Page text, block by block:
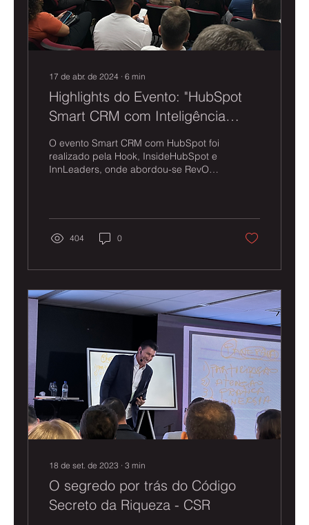
17 de abr. de 2024 ∙ 6 min
Highlights do Evento: "HubSpot
Smart CRM com Inteligência
Artificial"
O evento Smart CRM com HubSpot foi
realizado pela Hook, InsideHubSpot e
InnLeaders, onde abordou-se RevOps,
404 0
18 de set. de 2023 ∙ 3 min
O segredo por trás do Código
Secreto da Riqueza - CSR